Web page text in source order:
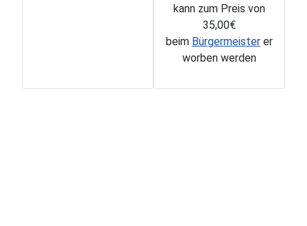
kann zum Preis von
35,00€
beim Bürgermeister er
worben werden